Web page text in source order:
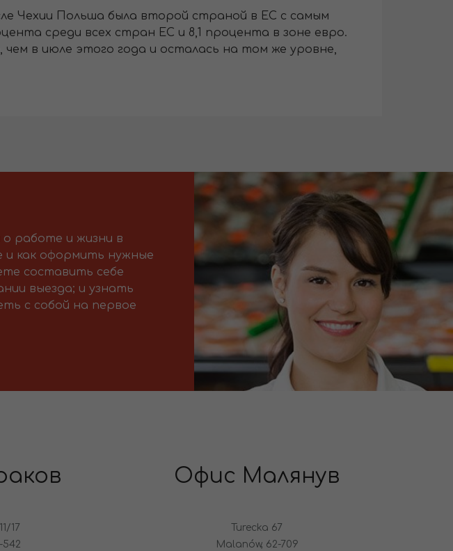
Чехии Польша была второй страной в ЕС с самым
среди всех стран ЕС и 8,1 процента в зоне евро.
в июле этого года и осталась на том же уровне,
работе и жизни в
и как оформить нужные
составить себе
выезда; и узнать
с собой на первое
17
542
Офис Малянув
Turecka 67
Malanów, 62-709